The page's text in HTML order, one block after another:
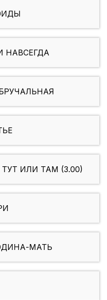
НАВСЕГДА
ИЛИ ТАМ (3.00)
МАТЬ